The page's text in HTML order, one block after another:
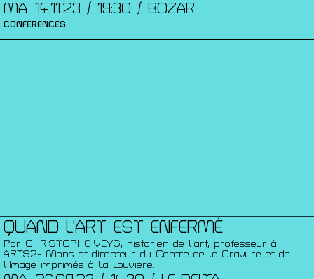
MA. 14.11.23 / 19:30 / BOZAR
CONFÉRENCES
QUAND L'ART EST ENFERMÉ
Par CHRISTOPHE VEYS, historien de l’art, professeur à
ARTS2- Mons et directeur du Centre de la Gravure et de
l’Image imprimée à La Louvière.